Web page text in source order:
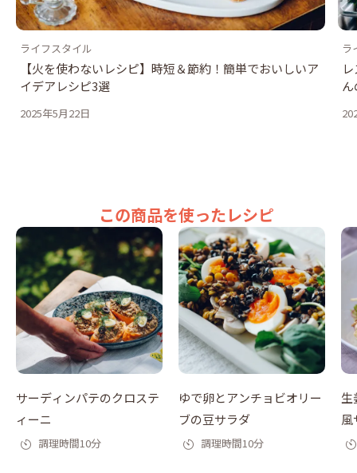
ライフスタイル
【火を使わないレシピ】時短＆節約！簡単でおいしいア
イデアレシピ3選
2025年5月22日
ラ
この商品を使ったレシピ
サーディンパテのクロステ
ィーニ
調理時間10分
ゆで卵とアンチョビオリー
ブの豆サラダ
調理時間10分
生
風